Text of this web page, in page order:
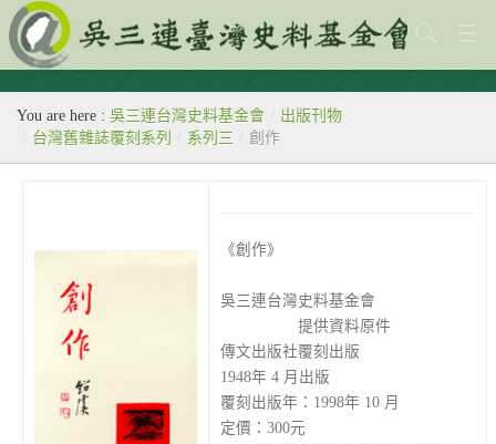
關於本會
歷史教室
館藏查詢
台灣史料中心
You are here : 吳三連台灣史料基金會 / 出版刊物
/ 台灣舊雜誌覆刻系列 / 系列三 / 創作
《創作》
吳三連台灣史料基金會
提供資料原件
傳文出版社覆刻出版
1948年 4 月出版
覆刻出版年：1998年 10 月
定價：300元